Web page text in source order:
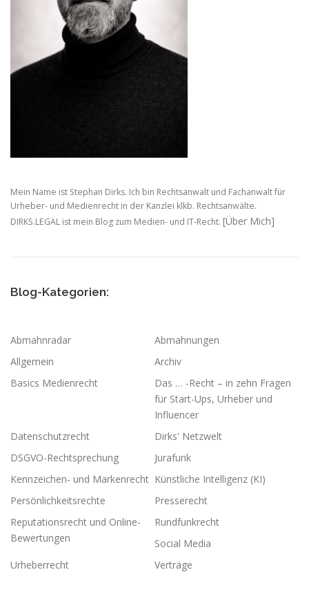
Mein Name ist Stephan Dirks. Ich bin Rechtsanwalt und Fachanwalt für
Urheber- und Medienrecht in der Kanzlei klkb. Rechtsanwälte.
DIRKS.LEGAL ist mein Blog zum Medien- und IT-Recht. [Über Mich]
Blog-Kategorien:
Abmahnradar
Abmahnungen
Allgemein
Archiv
Basics Medienrecht
Das … -Recht – in zehn Fragen
für Start-Ups, Urheber und
Influencer
Datenschutzrecht
Dirks' Netzwelt
DSGVO-Rechtsprechung
Jurafunk
Kennzeichen- und Markenrecht Künstliche Intelligenz (KI)
Persönlichkeitsrechte
Presserecht
Reputationsrecht und Online-
Bewertungen
Rundfunkrecht
Social Media
Urheberrecht
Verträge